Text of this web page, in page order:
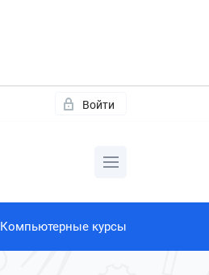
Войти
Компьютерные курсы